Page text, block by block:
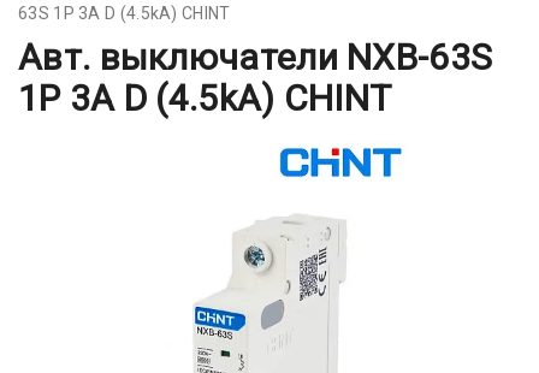
63S 1P 3A D (4.5kA) CHINT
Авт. выключатели NXB-63S
1P 3A D (4.5kA) CHINT